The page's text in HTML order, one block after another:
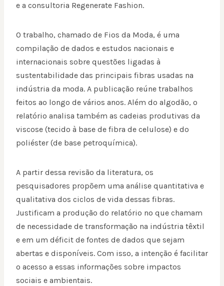
e a consultoria Regenerate Fashion.
O trabalho, chamado de Fios da Moda, é uma
compilação de dados e estudos nacionais e
internacionais sobre questões ligadas à
sustentabilidade das principais fibras usadas na
indústria da moda. A publicação reúne trabalhos
feitos ao longo de vários anos. Além do algodão, o
relatório analisa também as cadeias produtivas da
viscose (tecido à base de fibra de celulose) e do
poliéster (de base petroquímica).
A partir dessa revisão da literatura, os
pesquisadores propõem uma análise quantitativa e
qualitativa dos ciclos de vida dessas fibras.
Justificam a produção do relatório no que chamam
de necessidade de transformação na indústria têxtil
e em um déficit de fontes de dados que sejam
abertas e disponíveis. Com isso, a intenção é facilitar
o acesso a essas informações sobre impactos
sociais e ambientais.